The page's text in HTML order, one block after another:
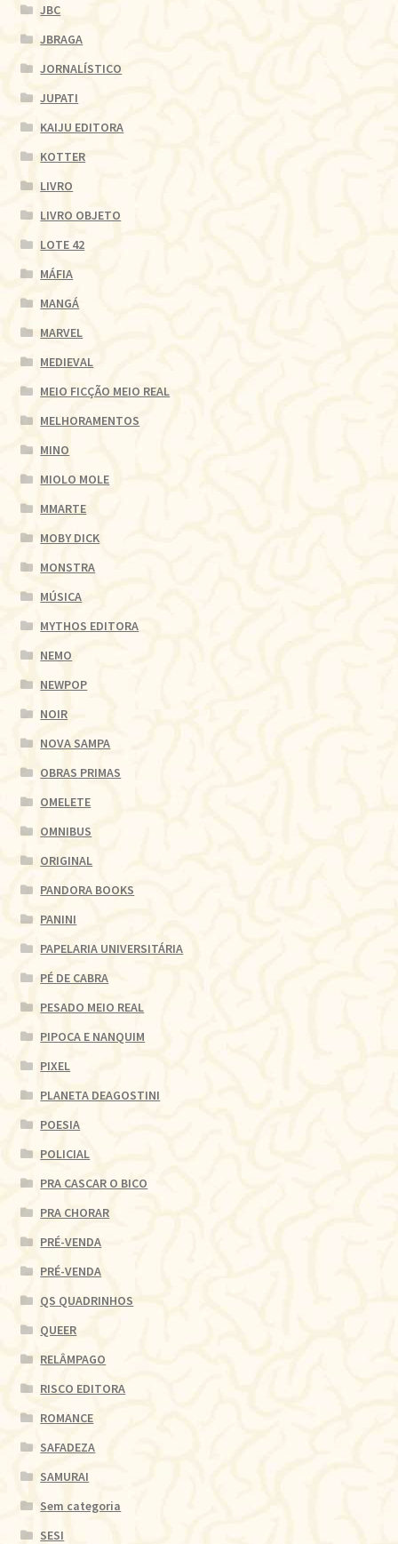
JBC
JBRAGA
JORNALÍSTICO
JUPATI
KAIJU EDITORA
KOTTER
LIVRO
LIVRO OBJETO
LOTE 42
MÁFIA
MANGÁ
MARVEL
MEDIEVAL
MEIO FICÇÃO MEIO REAL
MELHORAMENTOS
MINO
MIOLO MOLE
MMARTE
MOBY DICK
MONSTRA
MÚSICA
MYTHOS EDITORA
NEMO
NEWPOP
NOIR
NOVA SAMPA
OBRAS PRIMAS
OMELETE
OMNIBUS
ORIGINAL
PANDORA BOOKS
PANINI
PAPELARIA UNIVERSITÁRIA
PÉ DE CABRA
PESADO MEIO REAL
PIPOCA E NANQUIM
PIXEL
PLANETA DEAGOSTINI
POESIA
POLICIAL
PRA CASCAR O BICO
PRA CHORAR
PRÉ-VENDA
PRÉ-VENDA
QS QUADRINHOS
QUEER
RELÂMPAGO
RISCO EDITORA
ROMANCE
SAFADEZA
SAMURAI
Sem categoria
SESI